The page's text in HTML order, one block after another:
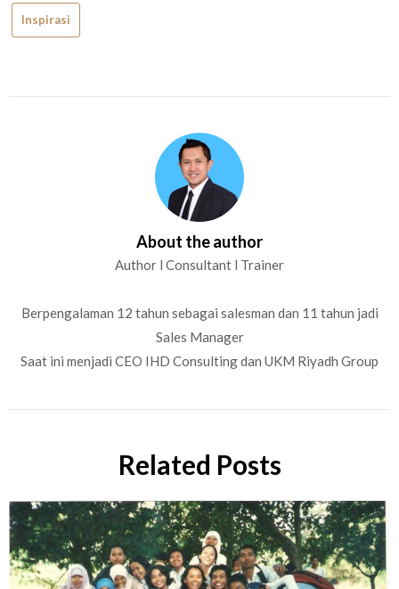
Inspirasi
About the author
Author l Consultant l Trainer
Berpengalaman 12 tahun sebagai salesman dan 11 tahun jadi
Sales Manager
Saat ini menjadi CEO IHD Consulting dan UKM Riyadh Group
Related Posts